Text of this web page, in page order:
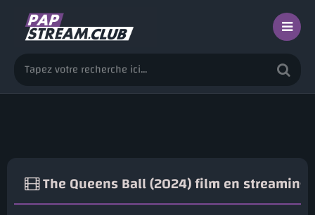
The Queens Ball (2024) film en streaming